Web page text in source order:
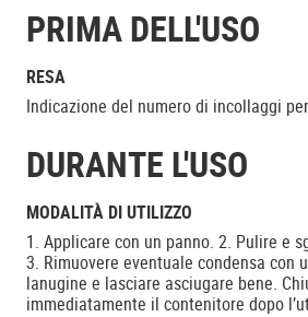
PRIMA DELL'USO
RESA
Indicazione del numero di incollaggi
DURANTE L'USO
MODALITÀ DI UTILIZZO
1. Applicare con un panno. 2. Pulire e
3. Rimuovere eventuale condensa con
lanugine e lasciare asciugare bene.
immediatamente il contenitore dopo